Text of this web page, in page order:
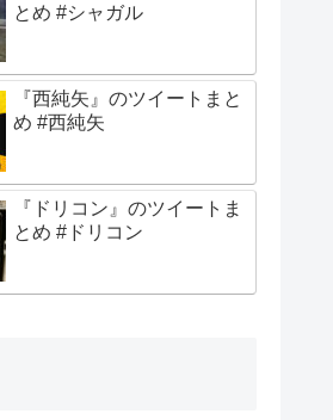
とめ #シャガル
『西純矢』のツイートまと
め #西純矢
『ドリコン』のツイートま
とめ #ドリコン